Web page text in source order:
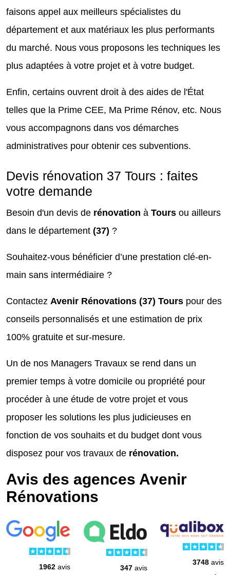
faisons appel aux meilleurs spécialistes du
département et aux matériaux les plus performants
du marché. Nous vous proposons les techniques les
plus adaptées à votre projet et à votre budget.
Enfin, certains ouvrent droit à des aides de l'État
telles que la Prime CEE, Ma Prime Rénov, etc. Nous
vous accompagnons dans vos démarches
administratives pour obtenir ces subventions.
Devis rénovation 37 Tours : faites
votre demande
Besoin d'un devis de rénovation à Tours ou ailleurs
dans le département (37) ?
Souhaitez-vous bénéficier d’une prestation clé-en-
main sans intermédiaire ?
Contactez Avenir Rénovations (37) Tours pour des
conseils personnalisés et une estimation de prix
100% gratuite et sur-mesure.
Un de nos Managers Travaux se rend dans un
premier temps à votre domicile ou propriété pour
procéder à une étude de votre projet et vous
proposer les solutions les plus judicieuses en
fonction de vos souhaits et du budget dont vous
disposez pour vos travaux de rénovation.
Avis des agences Avenir
Rénovations
1962 avis 347avis
3748avis